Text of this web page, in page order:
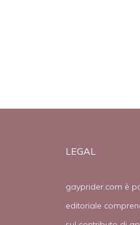
LEGAL
gayprider.com è
editoriale